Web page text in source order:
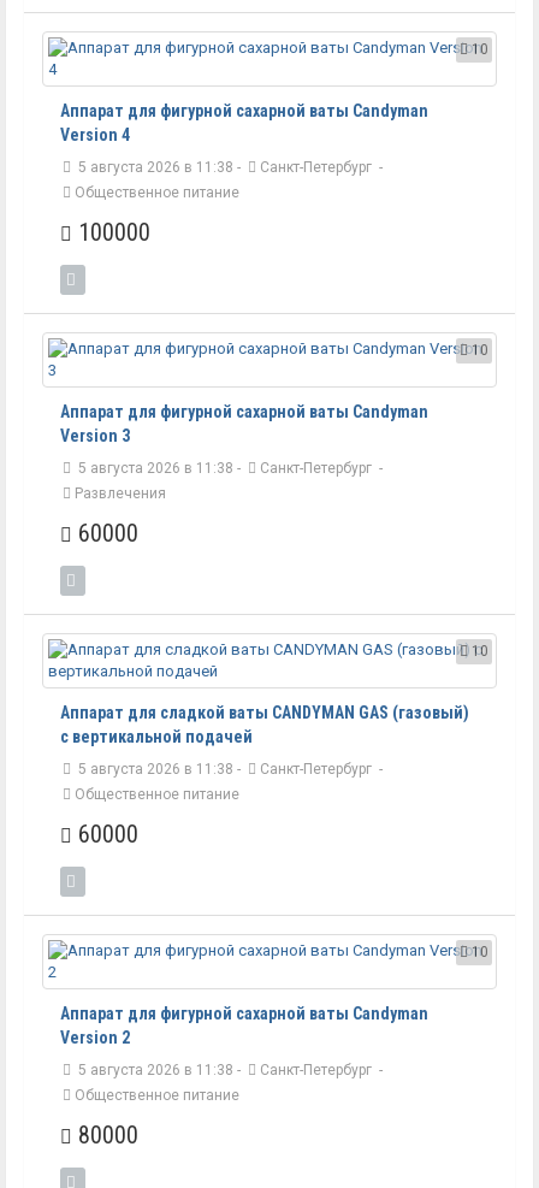
10
Аппарат для фигурной сахарной ваты Candyman
Version 4
5 августа 2026 в 11:38 - Санкт-Петербург -
Общественное питание
100000
10
Аппарат для фигурной сахарной ваты Candyman
Version 3
5 августа 2026 в 11:38 - Санкт-Петербург -
Развлечения
60000
10
Аппарат для сладкой ваты CANDYMAN GAS (газовый)
с вертикальной подачей
5 августа 2026 в 11:38 - Санкт-Петербург -
Общественное питание
60000
10
Аппарат для фигурной сахарной ваты Candyman
Version 2
5 августа 2026 в 11:38 - Санкт-Петербург -
Общественное питание
80000